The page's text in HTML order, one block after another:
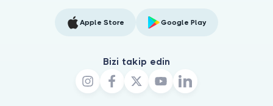
Apple Store Google Play
Bizi takip edin